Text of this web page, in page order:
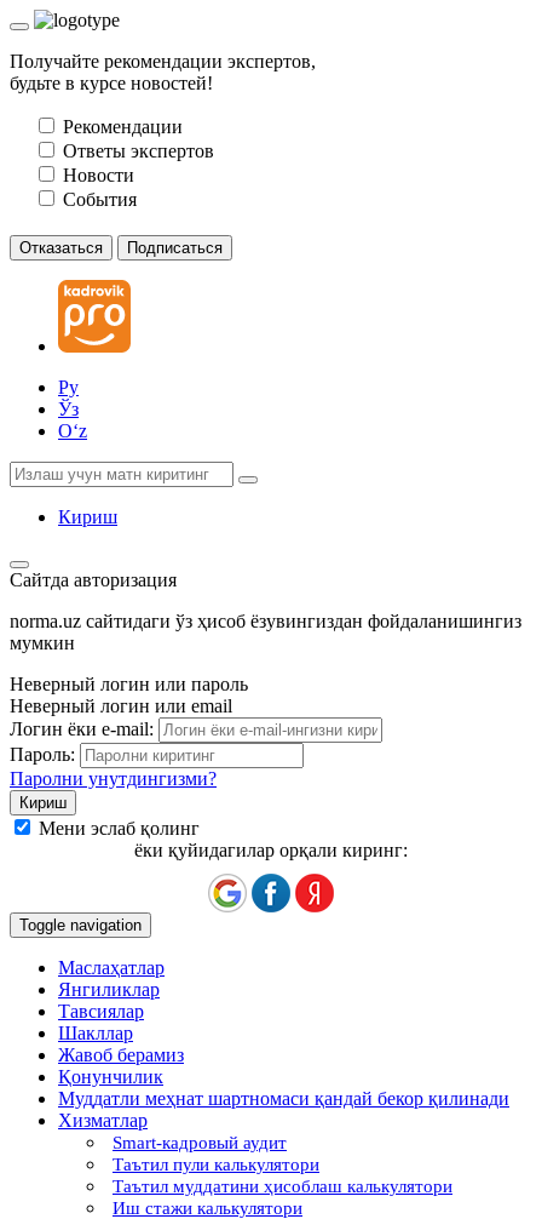
Получайте рекомендации экспертов,
будьте в курсе новостей!
Рекомендации
Ответы экспертов
Новости
События
Отказаться Подписаться
Ру
Ўз
Oʻz
Кириш
Сайтда авторизация
norma.uz сайтидаги ўз ҳисоб ёзувингиздан фойдаланишингиз
мумкин
Неверный логин или пароль
Неверный логин или email
Логин ёки e-mail:
Пароль:
Паролни унутдингизми?
Мени эслаб қолинг
ёки қуйидагилар орқали киринг:
Toggle navigation
Маслаҳатлар
Янгиликлар
Тавсиялар
Шакллар
Жавоб берамиз
Қонунчилик
Муддатли меҳнат шартномаси қандай бекор қилинади
Хизматлар
Smart-кадровый аудит
Таътил пули калькулятори
Таътил муддатини ҳисоблаш калькулятори
Иш стажи калькулятори